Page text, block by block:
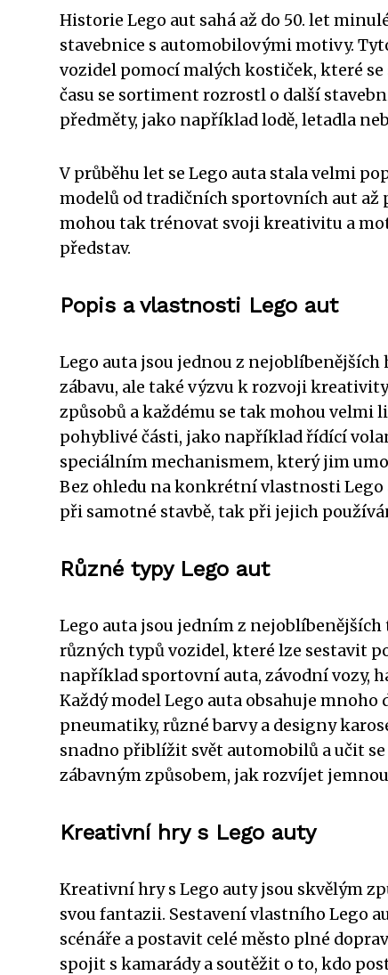
Historie Lego aut sahá až do 50. let
stavebnice s automobilovými motivy.
vozidel pomocí malých kostiček, které
času se sortiment rozrostl o další
předměty, jako například lodě, letadla
V průběhu let se Lego auta stala velmi
modelů od tradičních sportovních aut
mohou tak trénovat svoji kreativitu a
představ.
Popis a vlastnosti Lego aut
Lego auta jsou jednou z
zábavu, ale také výzvu k rozvoji
způsobů a každému se tak mohou
pohyblivé části, jako například řídící
speciálním mechanismem, který jim
Bez ohledu na konkrétní vlastnosti
při samotné stavbě, tak při jejich
Různé typy Lego aut
Lego auta jsou jedním z
různých typů vozidel, které lze sestavit
například sportovní auta, závodní vozy,
Každý model Lego auta obsahuje
pneumatiky, různé barvy a designy
snadno přiblížit svět automobilů a učit
zábavným způsobem, jak rozvíjet
Kreativní hry s Lego auty
Kreativní hry s Lego auty jsou skvělým
svou fantazii. Sestavení vlastního Lego
scénáře a postavit celé město plné
spojit s kamarády a soutěžit o to, kdo